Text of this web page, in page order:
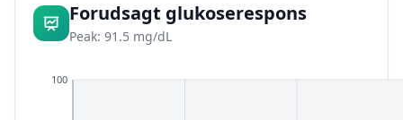
Forudsagt glukoserespons
Peak: 91.5 mg/dL
100